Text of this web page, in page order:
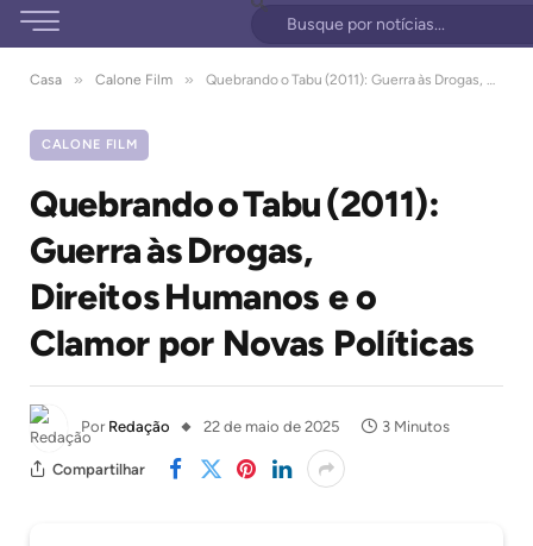
Casa » Calone Film » Quebrando o Tabu (2011): Guerra às Drogas, Direitos Humanos e o Clamor por Novas Políticas
CALONE FILM
Quebrando o Tabu (2011):
Guerra às Drogas,
Direitos Humanos e o
Clamor por Novas Políticas
Por Redação 22 de maio de 2025 3 Minutos
Compartilhar